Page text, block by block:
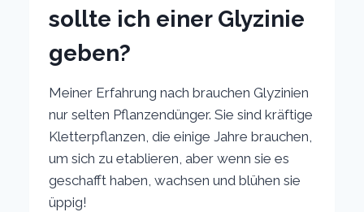
sollte ich einer Glyzinie
geben?
Meiner Erfahrung nach brauchen Glyzinien
nur selten Pflanzendünger. Sie sind kräftige
Kletterpflanzen, die einige Jahre brauchen,
um sich zu etablieren, aber wenn sie es
geschafft haben, wachsen und blühen sie
üppig!